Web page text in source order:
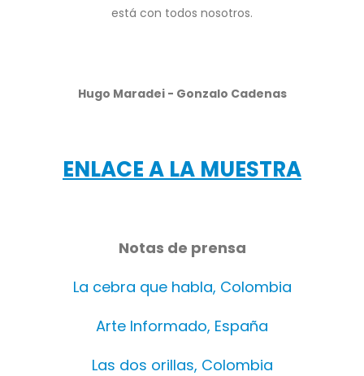
está con todos nosotros.
Hugo Maradei - Gonzalo Cadenas
ENLACE A LA MUESTRA
Notas de prensa
La cebra que habla, Colombia
Arte Informado, España
Las dos orillas, Colombia